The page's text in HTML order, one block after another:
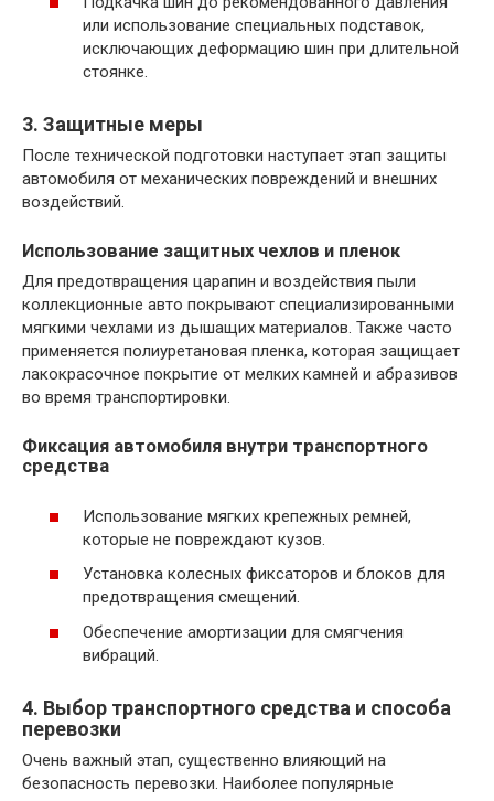
или использование специальных подставок,
исключающих деформацию шин при длительной
стоянке.
3. Защитные меры
После технической подготовки наступает этап защиты
автомобиля от механических повреждений и внешних
воздействий.
Использование защитных чехлов и пленок
Для предотвращения царапин и воздействия пыли
коллeкционные авто покрывают специализированными
мягкими чехлами из дышащих материалов. Также часто
применяется полиуретановая пленка, которая защищает
лакокрасочное покрытие от мелких камней и абразивов
во время транспортировки.
Фиксация автомобиля внутри транспортного
средства
Использование мягких крепежных ремней,
которые не повреждают кузов.
Установка колесных фиксаторов и блоков для
предотвращения смещений.
Обеспечение амортизации для смягчения
вибраций.
4. Выбор транспортного средства и способа
перевозки
Очень важный этап, существенно влияющий на
безопасность перевозки. Наиболее популярные